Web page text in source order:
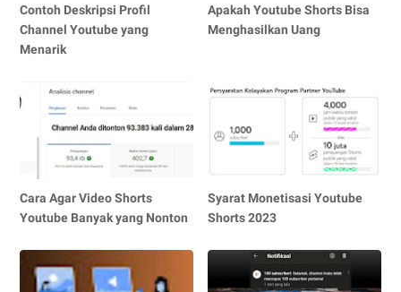
Contoh Deskripsi Profil
Channel Youtube yang
Menarik
Apakah Youtube Shorts Bisa
Menghasilkan Uang
Cara Agar Video Shorts
Youtube Banyak yang Nonton
Syarat Monetisasi Youtube
Shorts 2023